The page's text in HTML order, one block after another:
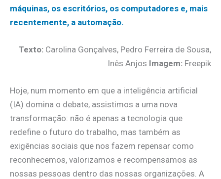
máquinas, os escritórios, os computadores e, mais
recentemente, a automação.
Texto: Carolina Gonçalves, Pedro Ferreira de Sousa,
Inês Anjos Imagem: Freepik
Hoje, num momento em que a inteligência artificial
(IA) domina o debate, assistimos a uma nova
transformação: não é apenas a tecnologia que
redefine o futuro do trabalho, mas também as
exigências sociais que nos fazem repensar como
reconhecemos, valorizamos e recompensamos as
nossas pessoas dentro das nossas organizações. A